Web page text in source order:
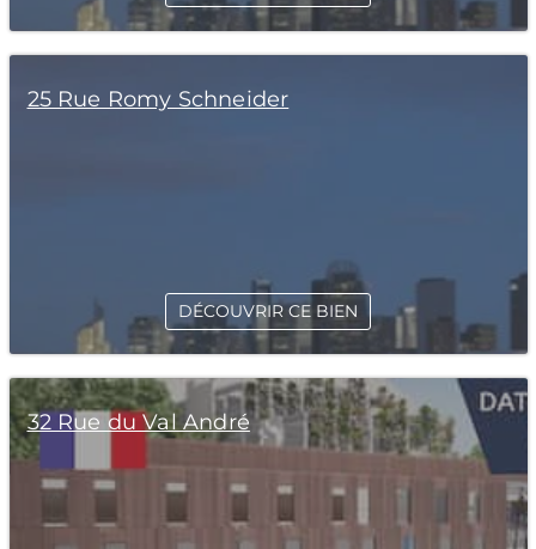
25 Rue Romy Schneider
DÉCOUVRIR CE BIEN
32 Rue du Val André